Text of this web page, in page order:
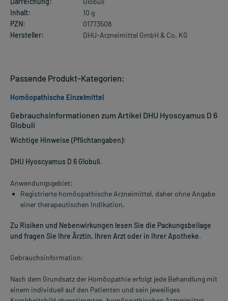
Inhalt:
10 g
PZN:
01773508
Hersteller:
DHU-Arzneimittel GmbH & Co. KG
Gebrauchsinformationen zum Artikel DHU Hyoscyamus D 6
Globuli
Wichtige Hinweise (Pflichtangaben):
DHU Hyoscyamus D 6 Globuli.
Anwendungsgebiet:
Registrierte homöopathische Arzneimittel, daher ohne Angabe
einer therapeutischen Indikation.
Zu Risiken und Nebenwirkungen lesen Sie die Packungsbeilage
und fragen Sie Ihre Ärztin, Ihren Arzt oder in Ihrer Apotheke.
Gebrauchsinformation:
Nach dem Grundsatz der Homöopathie erfolgt jede Behandlung mit
einem individuell auf den Patienten und sein jeweiliges
Passende Produkt-Kategorien:
Homöopathische Einzelmittel